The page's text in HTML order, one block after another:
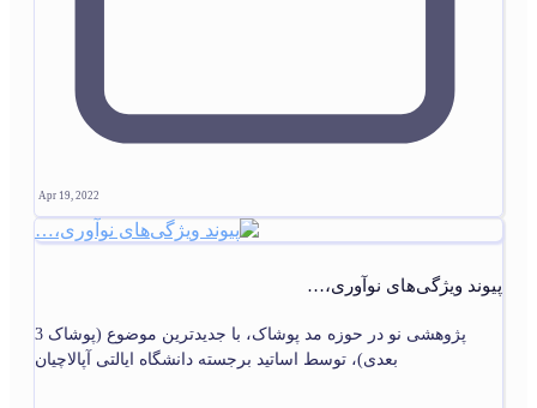
Apr 19, 2022
پیوند ویژگی‌های نوآوری،…
پژوهشی نو در حوزه مد پوشاک، با جدیدترین موضوع (پوشاک 3
بعدی)، توسط اساتید برجسته دانشگاه ایالتی آپالاچیان